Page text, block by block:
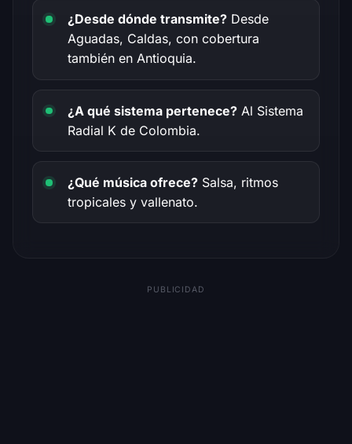
¿Desde dónde transmite? Desde
Aguadas, Caldas, con cobertura
también en Antioquia.
¿A qué sistema pertenece? Al Sistema
Radial K de Colombia.
¿Qué música ofrece? Salsa, ritmos
tropicales y vallenato.
PUBLICIDAD